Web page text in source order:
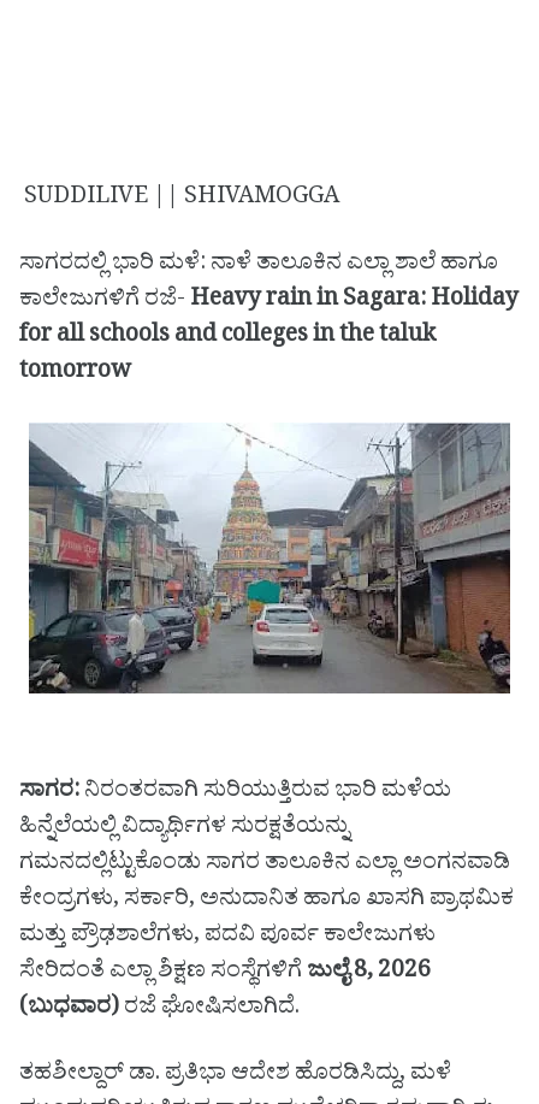
SUDDILIVE || SHIVAMOGGA
ಸಾಗರದಲ್ಲಿ ಭಾರಿ ಮಳೆ: ನಾಳೆ ತಾಲೂಕಿನ ಎಲ್ಲಾ ಶಾಲೆ ಹಾಗೂ
ಕಾಲೇಜುಗಳಿಗೆ ರಜೆ- Heavy rain in Sagara: Holiday
for all schools and colleges in the taluk
tomorrow
ಸಾಗರ:ನಿರಂತರವಾಗಿ ಸುರಿಯುತ್ತಿರುವ ಭಾರಿ ಮಳೆಯ
ಹಿನ್ನೆಲೆಯಲ್ಲಿ ವಿದ್ಯಾರ್ಥಿಗಳ ಸುರಕ್ಷತೆಯನ್ನು
ಗಮನದಲ್ಲಿಟ್ಟುಕೊಂಡು ಸಾಗರ ತಾಲೂಕಿನ ಎಲ್ಲಾ ಅಂಗನವಾಡಿ
ಕೇಂದ್ರಗಳು, ಸರ್ಕಾರಿ, ಅನುದಾನಿತ ಹಾಗೂ ಖಾಸಗಿ ಪ್ರಾಥಮಿಕ
ಮತ್ತು ಪ್ರೌಢಶಾಲೆಗಳು, ಪದವಿ ಪೂರ್ವ ಕಾಲೇಜುಗಳು
ಸೇರಿದಂತೆ ಎಲ್ಲಾ ಶಿಕ್ಷಣ ಸಂಸ್ಥೆಗಳಿಗೆ ಜುಲೈ 8, 2026
(ಬುಧವಾರ)ರಜೆ ಘೋಷಿಸಲಾಗಿದೆ.
ತಹಶೀಲ್ದಾರ್ ಡಾ. ಪ್ರತಿಭಾ ಆದೇಶ ಹೊರಡಿಸಿದ್ದು, ಮಳೆ